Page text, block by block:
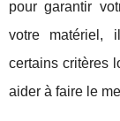
pour garantir
votre matériel,
certains critères
aider à faire le